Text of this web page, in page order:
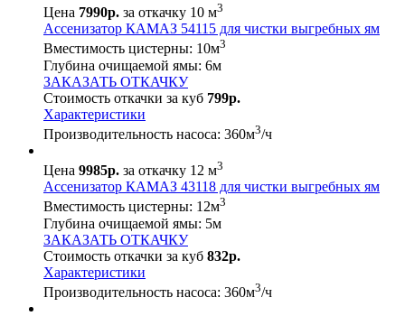
Цена 7990р. за откачку 10 м3
Ассенизатор КАМАЗ 54115 для чистки выгребных ям
Вместимость цистерны: 10м3
Глубина очищаемой ямы: 6м
ЗАКАЗАТЬ ОТКАЧКУ
Стоимость откачки за куб 799р.
Характеристики
Производительность насоса: 360м3/ч
Цена 9985р. за откачку 12 м3
Ассенизатор КАМАЗ 43118 для чистки выгребных ям
Вместимость цистерны: 12м3
Глубина очищаемой ямы: 5м
ЗАКАЗАТЬ ОТКАЧКУ
Стоимость откачки за куб 832р.
Характеристики
Производительность насоса: 360м3/ч